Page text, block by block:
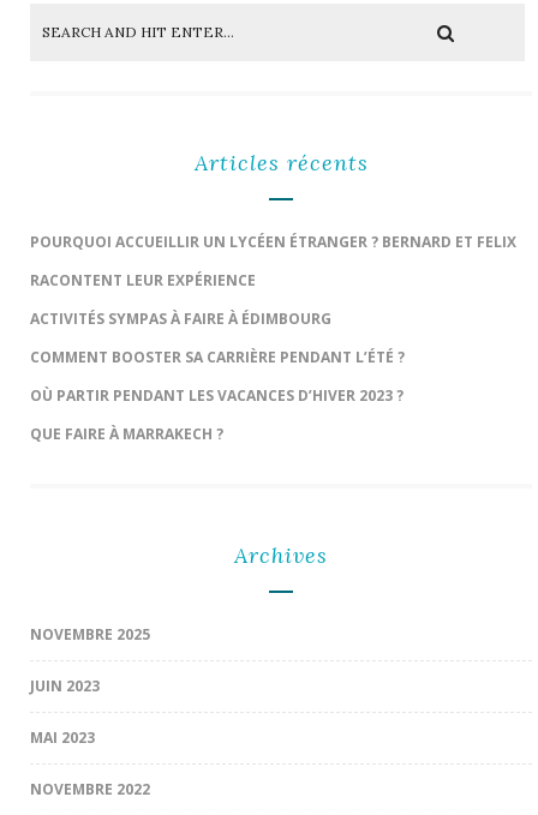
Articles récents
POURQUOI ACCUEILLIR UN LYCÉEN ÉTRANGER ? BERNARD ET FELIX
RACONTENT LEUR EXPÉRIENCE
ACTIVITÉS SYMPAS À FAIRE À ÉDIMBOURG
COMMENT BOOSTER SA CARRIÈRE PENDANT L’ÉTÉ ?
OÙ PARTIR PENDANT LES VACANCES D’HIVER 2023 ?
QUE FAIRE À MARRAKECH ?
Archives
NOVEMBRE 2025
JUIN 2023
MAI 2023
NOVEMBRE 2022